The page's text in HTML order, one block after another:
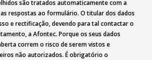
são tratados automaticamente com a
respostas ao formulário. O titular dos dados
e rectificação, devendo para tal contactar o
a Afontec. Porque os seus dados
correm o risco de serem vistos e
não autorizados. É obrigatório o